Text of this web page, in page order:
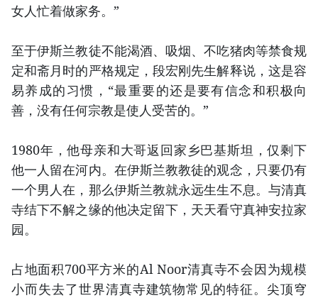
女人忙着做家务。”
至于伊斯兰教徒不能渴酒、吸烟、不吃猪肉等禁食规
定和斋月时的严格规定，段宏刚先生解释说，这是容
易养成的习惯，“最重要的还是要有信念和积极向
善，没有任何宗教是使人受苦的。”
1980年，他母亲和大哥返回家乡巴基斯坦，仅剩下
他一人留在河内。在伊斯兰教教徒的观念，只要仍有
一个男人在，那么伊斯兰教就永远生生不息。与清真
寺结下不解之缘的他决定留下，天天看守真神安拉家
园。
占地面积700平方米的Al Noor清真寺不会因为规模
小而失去了世界清真寺建筑物常见的特征。尖顶穹